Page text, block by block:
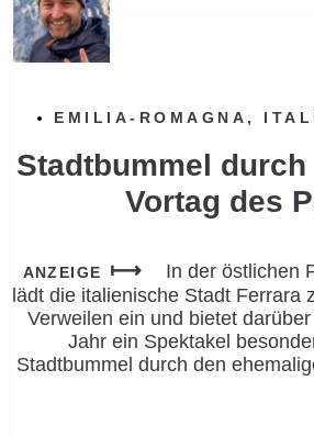
EMILIA-ROMAGNA ,
Stadtbummel durch
Vortag des
ANZEIGE
In der östlichen
lädt die italienische Stadt Ferrara
Verweilen ein und bietet
Jahr ein Spektakel
Stadtbummel durch den